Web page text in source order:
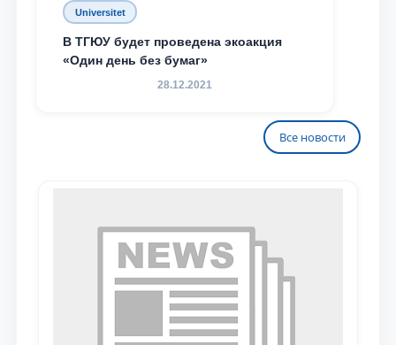
Universitet
В ТГЮУ будет проведена экоакция
«Один день без бумаг»
28.12.2021
Все новости